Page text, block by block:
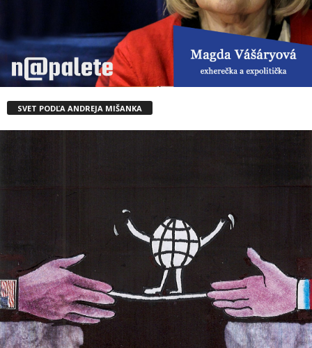
SVET PODĽA ANDREJA MIŠANKA